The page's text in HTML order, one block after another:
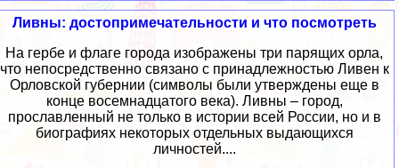
Ливны: достопримечательности и что посмотреть
На гербе и флаге города изображены три парящих орла,
что непосредственно связано с принадлежностью Ливен к
Орловской губернии (символы были утверждены еще в
конце восемнадцатого века). Ливны – город,
прославленный не только в истории всей России, но и в
биографиях некоторых отдельных выдающихся
личностей....